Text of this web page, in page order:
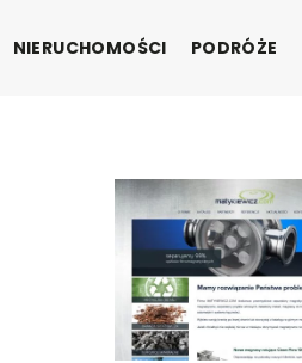
NIERUCHOMOŚCI PODRÓŻE